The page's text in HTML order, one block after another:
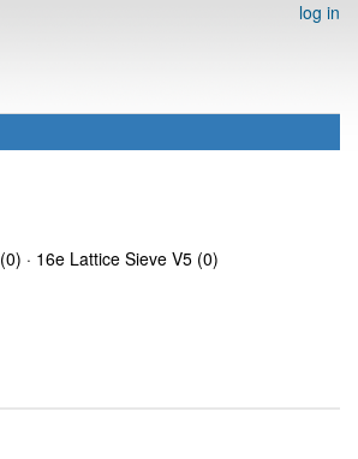
log in
(0) · 16e Lattice Sieve V5 (0)